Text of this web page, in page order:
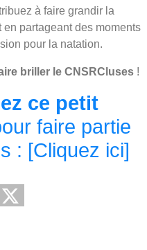
à faire grandir la
partageant des moments
pour la natation.
briller le CNSRCluses!
ce petit
faire partie
: [Cliquez ici]